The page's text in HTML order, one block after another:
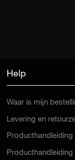
Help
Waar is mijn
Levering en
Producthandleiding